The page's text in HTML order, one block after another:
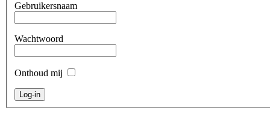
Gebruikersnaam
Wachtwoord
Onthoud mij